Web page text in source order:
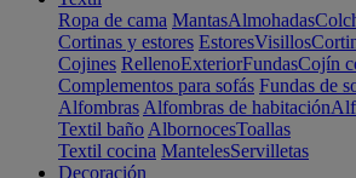
Ropa de cama MantasAlmohadas
Cortinas y estores EstoresVisillos
Cojines RellenoExteriorFundasCojín
Complementos para sofás Fundas de
Alfombras Alfombras de habitación
Textil baño AlbornocesToallas
Textil cocina MantelesServilletas
Decoración